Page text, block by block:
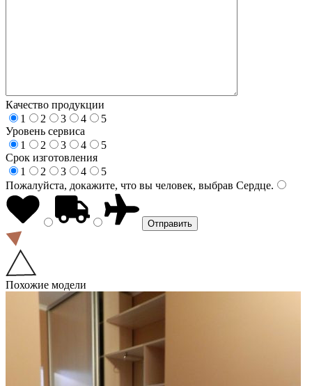
Качество продукции
1
2 3 4
5
Уровень сервиса
1
2 3 4
5
Срок изготовления
1
2 3 4
5
Пожалуйста, докажите, что вы человек, выбрав Сердце.
Похожие модели